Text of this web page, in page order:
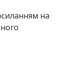
на